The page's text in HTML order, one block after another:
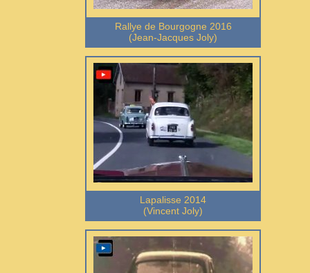
Rallye de Bourgogne 2016
(Jean-Jacques Joly)
Lapalisse 2014
(Vincent Joly)